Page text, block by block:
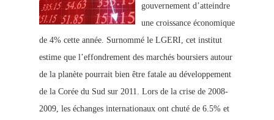
gouvernement d’atteindre
une croissance économique
de 4% cette année. Surnommé le LGERI, cet institut
estime que l’effondrement des marchés boursiers autour
de la planète pourrait bien être fatale au développement
de la Corée du Sud sur 2011. Lors de la crise de 2008-
2009, les échanges internationaux ont chuté de 6.5% et